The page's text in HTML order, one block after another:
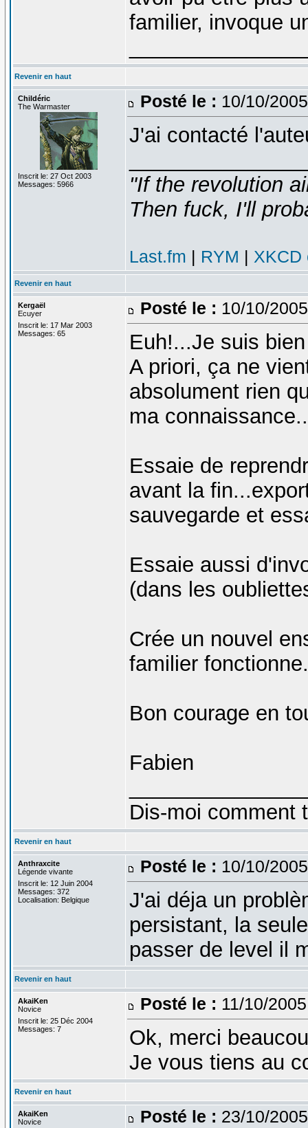
familier, invoque
Revenir en haut
Childéric
The Warmaster
Inscrit le: 27 Oct 2003
Messages: 5966
Posté le : 10/10/
J'ai contacté
"If the revolution
Then fuck, I'll
Last.fm | RYM | XKCD
Revenir en haut
Kergaël
Ecuyer
Inscrit le: 17 Mar 2003
Messages: 65
Posté le : 10/10/
Euh!...Je suis
A priori, ça ne
absolument rien
ma
Essaie de
avant la
sauvegarde et
Essaie aussi
(dans les
Crée un nouvel
familier
Bon courage en
Fabien
Dis-moi comment
Revenir en haut
Anthraxcite
Légende vivante
Inscrit le: 12 Juin 2004
Messages: 372
Localisation: Belgique
Posté le : 10/10/
J'ai déja un
persistant, la
passer de level il
Revenir en haut
AkaiKen
Novice
Inscrit le: 25 Déc 2004
Messages: 7
Posté le : 11/10/
Ok, merci
Je vous tiens au
Revenir en haut
AkaiKen
Novice
Posté le : 23/10/